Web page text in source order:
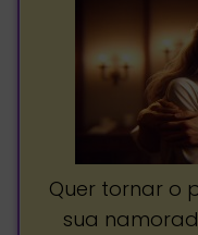
Quer tornar o
sua